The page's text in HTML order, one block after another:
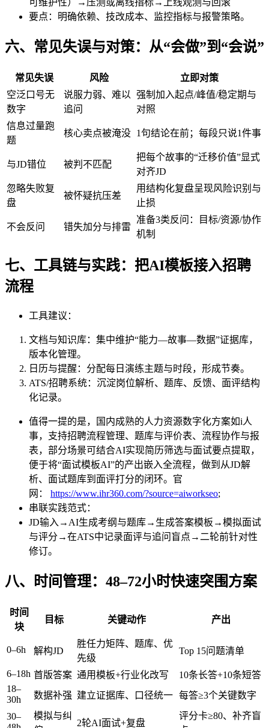
要点：明确依赖、技改成本、监控指标与报警策略。
六、常见失误与对策：从“会做”到“会说”
常见失误 风险
立即对策
空泛口号无
数字
说服力弱、难以
追问
强制加入起点/峰值/稳定期与
对照
信息过量跑
题
核心卖点被淹没 1句结论在前；每段只说1件事
与JD错位 被判不匹配
把每个故事的“迁移价值”显式
对齐JD
忽略失败复
盘
被怀疑抗压差
用结构化复盘呈现风险识别与
止损
不会反问 错失加分与排雷
准备3类反问：目标/资源/协作
机制
七、工具链与实践：把AI模板接入招聘
流程
工具建议：
文档与知识库：集中维护“能力—故事—数据”证据库，
版本化管理。
日历与提醒：分配每日演练主题与时段，形成节奏。
ATS/招聘系统：沉淀岗位解析、题库、反馈、面评结构
化记录。
值得一提的是，国内成熟的人力资源数字化方案如i人
事，支持招聘流程管理、题库与评价表、流程协作与报
表，部分场景可结合AI实现简历筛选与面试要点提取，
便于将“面试模板AI”的产出嵌入全流程，做到从JD解
析、面试题库到面评打分的闭环。官
网：
https://www.ihr360.com/?source=aiworkseo;
串联实践范式：
JD输入→AI生成考纲与题库→生成答案模板→模拟面试
与评分→在ATS中记录面评与追问盲点→二轮前针对性
修订。
八、时间管理：48–72小时快速突围方案
时间
块
目标 关键动作 产出
0–6h 解构JD
胜任力矩阵、题库、优
先级
Top 15问题清单
6–18h 首版答案 通用模板+行业化改写
10条长答+10条短答
18–
30h
数据补强 建立证据库、口径统一 每答≥3个关键数字
30–
模拟与纠
2轮AI面试+复盘
评分卡≥80、补齐盲